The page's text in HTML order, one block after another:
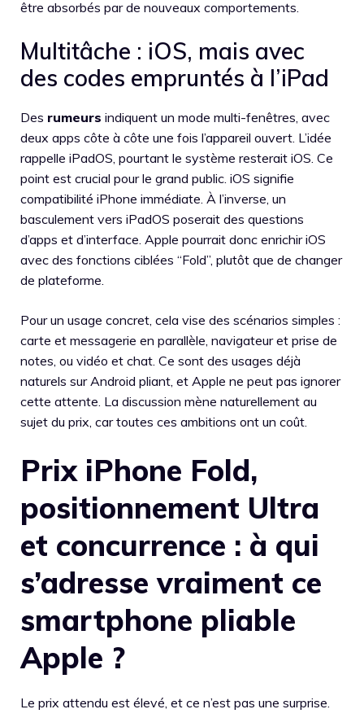
être absorbés par de nouveaux comportements.
Multitâche : iOS, mais avec
des codes empruntés à l’iPad
Des rumeurs indiquent un mode multi-fenêtres, avec
deux apps côte à côte une fois l’appareil ouvert. L’idée
rappelle iPadOS, pourtant le système resterait iOS. Ce
point est crucial pour le grand public. iOS signifie
compatibilité iPhone immédiate. À l’inverse, un
basculement vers iPadOS poserait des questions
d’apps et d’interface. Apple pourrait donc enrichir iOS
avec des fonctions ciblées “Fold”, plutôt que de changer
de plateforme.
Pour un usage concret, cela vise des scénarios simples :
carte et messagerie en parallèle, navigateur et prise de
notes, ou vidéo et chat. Ce sont des usages déjà
naturels sur Android pliant, et Apple ne peut pas ignorer
cette attente. La discussion mène naturellement au
sujet du prix, car toutes ces ambitions ont un coût.
Prix iPhone Fold,
positionnement Ultra
et concurrence : à qui
s’adresse vraiment ce
smartphone pliable
Apple ?
Le prix attendu est élevé, et ce n’est pas une surprise.